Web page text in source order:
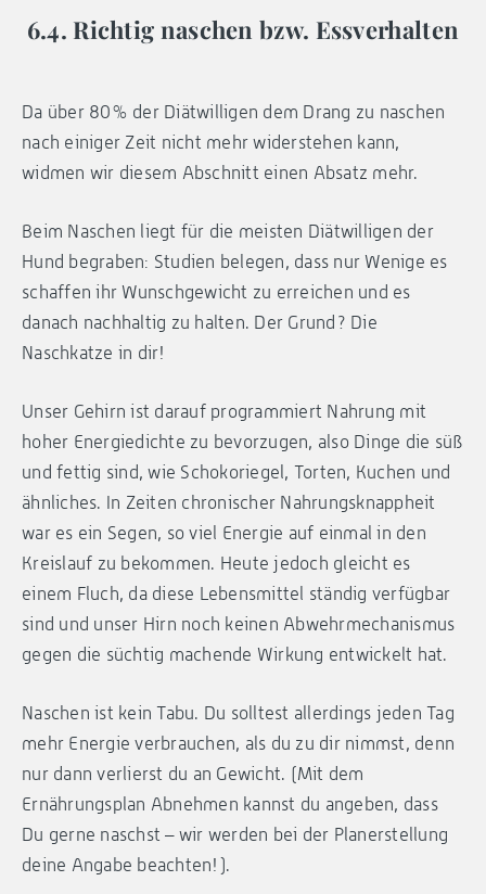
6.4. Richtig naschen bzw. Essverhalten
Da über 80% der Diätwilligen dem Drang zu naschen
nach einiger Zeit nicht mehr widerstehen kann,
widmen wir diesem Abschnitt einen Absatz mehr.
Beim Naschen liegt für die meisten Diätwilligen der
Hund begraben: Studien belegen, dass nur Wenige es
schaffen ihr Wunschgewicht zu erreichen und es
danach nachhaltig zu halten. Der Grund? Die
Naschkatze in dir!
Unser Gehirn ist darauf programmiert Nahrung mit
hoher Energiedichte zu bevorzugen, also Dinge die süß
und fettig sind, wie Schokoriegel, Torten, Kuchen und
ähnliches. In Zeiten chronischer Nahrungsknappheit
war es ein Segen, so viel Energie auf einmal in den
Kreislauf zu bekommen. Heute jedoch gleicht es
einem Fluch, da diese Lebensmittel ständig verfügbar
sind und unser Hirn noch keinen Abwehrmechanismus
gegen die süchtig machende Wirkung entwickelt hat.
Naschen ist kein Tabu. Du solltest allerdings jeden Tag
mehr Energie verbrauchen, als du zu dir nimmst, denn
nur dann verlierst du an Gewicht. (Mit dem
Ernährungsplan Abnehmen kannst du angeben, dass
Du gerne naschst – wir werden bei der Planerstellung
deine Angabe beachten!).